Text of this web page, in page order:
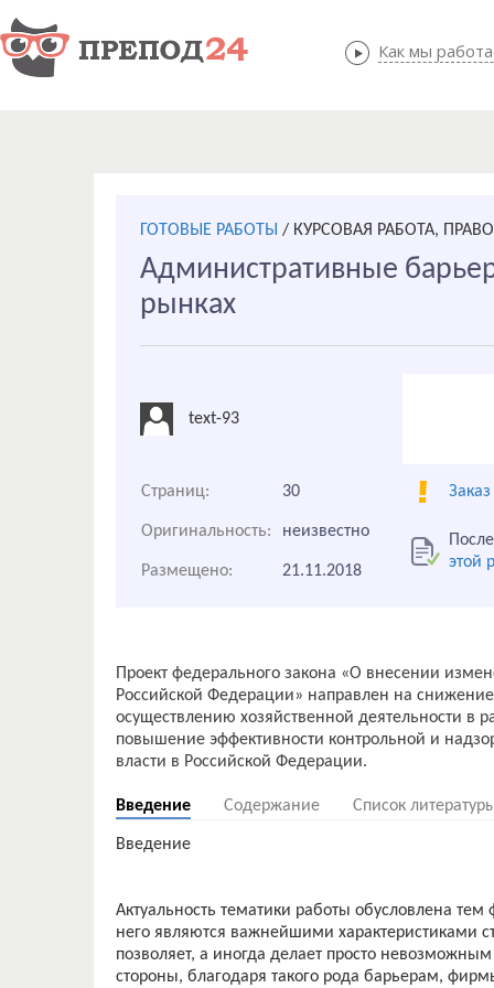
Как мы
Как мы
ГОТОВЫЕ РАБОТЫ / КУРСОВАЯ РАБОТА,
Административные
рынках
text-93
Страниц: 30
Оригинальность: неизвестно
этой
Размещено: 21.11.2018
Проект федерального закона «О внесении
Российской Федерации» направлен на
осуществлению хозяйственной деятельности в
повышение эффективности контрольной и
Введение Содержание Список
Введение
Актуальность тематики работы обусловлена
него являются важнейшими характеристиками
позволяет, а иногда делает просто
стороны, благодаря такого рода барьерам,